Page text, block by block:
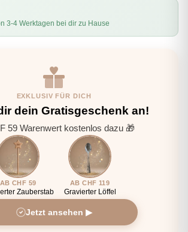
3-4 Werktagen bei dir zu Hause
EXKLUSIV FÜR DICH
dein Gratisgeschenk an!
59 Warenwert kostenlos dazu 🎁
AB CHF 59
Zauberstab
AB CHF 119
Gravierter Löffel
Jetzt ansehen ▶